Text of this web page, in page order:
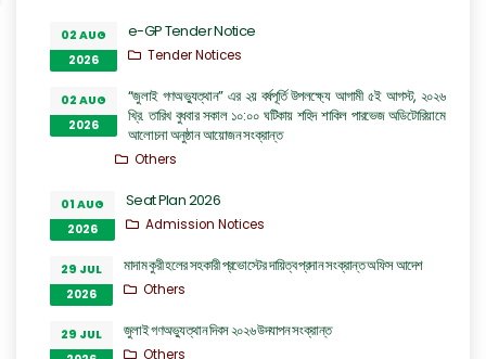
02 AUG
2026
e-GP Tender Notice
Tender Notices
02 AUG
2026
“জুলাই গণঅভ্যুত্থান” এর ২য় বর্ষপূর্তি উপলক্ষ্যে আগামী ৫ই আগস্ট, ২০২৬
খ্রি. তারিখ বুধবার সকাল ১০:০০ ঘটিকায় শহিদ শাকিল পারভেজ অডিটোরিয়ামে
আলোচনা অনুষ্ঠান আয়োজন সংক্রান্ত
Others
01 AUG
2026
Seat Plan 2026
Admission Notices
29 JUL
2026
মাদাম কুরী হলের সহকারী প্রভোস্টের দায়িত্ব প্রদান সংক্রান্ত অফিস আদেশ
Others
29 JUL
জুলাই গণঅভ্যুত্থান দিবস ২০২৬ উদযাপন সংক্রান্ত
Others